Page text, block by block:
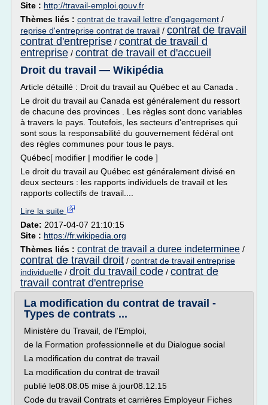
Site : http://travail-emploi.gouv.fr
Thèmes liés : contrat de travail lettre d'engagement /
reprise d'entreprise contrat de travail / contrat de travail
contrat d'entreprise / contrat de travail d
entreprise / contrat de travail et d'accueil
Droit du travail — Wikipédia
Article détaillé : Droit du travail au Québec et au Canada .
Le droit du travail au Canada est généralement du ressort
de chacune des provinces . Les règles sont donc variables
à travers le pays. Toutefois, les secteurs d'entreprises qui
sont sous la responsabilité du gouvernement fédéral ont
des règles communes pour tous le pays.
Québec[ modifier | modifier le code ]
Le droit du travail au Québec est généralement divisé en
deux secteurs : les rapports individuels de travail et les
rapports collectifs de travail....
Lire la suite
Date: 2017-04-07 21:10:15
Site : https://fr.wikipedia.org
Thèmes liés : contrat de travail a duree indeterminee /
contrat de travail droit / contrat de travail entreprise
individuelle / droit du travail code / contrat de
travail contrat d'entreprise
La modification du contrat de travail -
Types de contrats ...
Ministère du Travail, de l'Emploi,
de la Formation professionnelle et du Dialogue social
La modification du contrat de travail
La modification du contrat de travail
publié le08.08.05 mise à jour08.12.15
Code du travail Contrats et carrières Employeur Fiches